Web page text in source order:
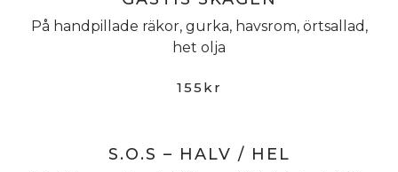
På handpillade räkor, gurka, havsrom, örtsallad,
het olja
155kr
S.O.S – HALV / HEL